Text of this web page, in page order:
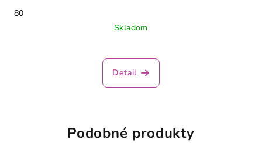
80
Skladom
Detail
Podobné produkty